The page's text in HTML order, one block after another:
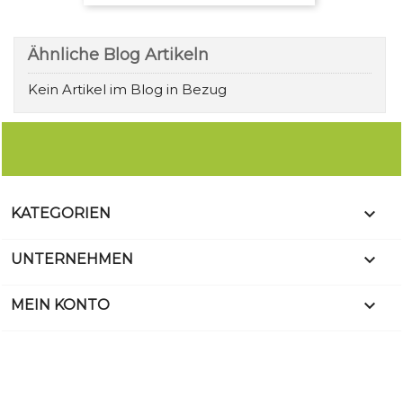
Ähnliche Blog Artikeln
Kein Artikel im Blog in Bezug
KATEGORIEN 
UNTERNEHMEN 
MEIN KONTO 